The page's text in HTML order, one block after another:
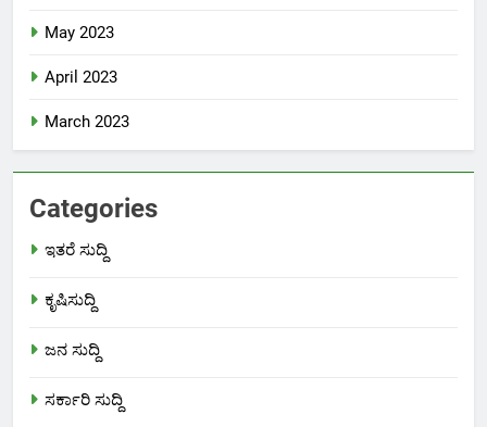
May 2023
April 2023
March 2023
Categories
ಇತರೆ ಸುದ್ದಿ
ಕೃಷಿಸುದ್ದಿ
ಜನ ಸುದ್ದಿ
ಸರ್ಕಾರಿ ಸುದ್ದಿ